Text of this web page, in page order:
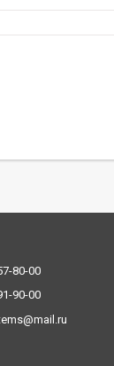
80-00
90-00